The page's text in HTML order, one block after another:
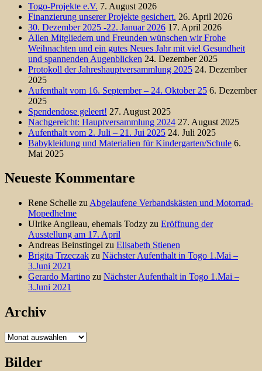
Togo-Projekte e.V. 7. August 2026
Finanzierung unserer Projekte gesichert. 26. April 2026
30. Dezember 2025 -22. Januar 2026 17. April 2026
Allen Mitgliedern und Freunden wünschen wir Frohe
Weihnachten und ein gutes Neues Jahr mit viel Gesundheit
und spannenden Augenblicken 24. Dezember 2025
Protokoll der Jahreshauptversammlung 2025 24. Dezember
2025
Aufenthalt vom 16. September – 24. Oktober 25 6. Dezember
2025
Spendendose geleert! 27. August 2025
Nachgereicht: Hauptversammlung 2024 27. August 2025
Aufenthalt vom 2. Juli – 21. Jui 2025 24. Juli 2025
Babykleidung und Materialien für Kindergarten/Schule 6.
Mai 2025
Neueste Kommentare
Rene Schelle zu Abgelaufene Verbandskästen und Motorrad-
Mopedhelme
Ulrike Angileau, ehemals Todzy zu Eröffnung der
Ausstellung am 17. April
Andreas Beinstingel zu Elisabeth Stienen
Brigita Trzeczak zu Nächster Aufenthalt in Togo 1.Mai –
3.Juni 2021
Gerardo Martino zu Nächster Aufenthalt in Togo 1.Mai –
3.Juni 2021
Archiv
Archiv
Bilder